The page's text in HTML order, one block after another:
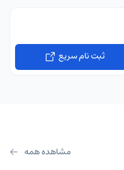
ثبت نام سریع
مشاهده همه